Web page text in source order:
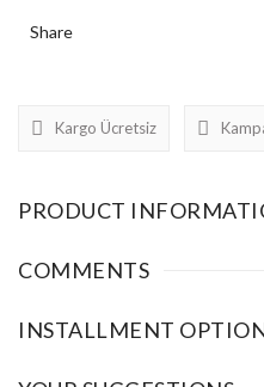
Share
Kargo Ücretsiz
PRODUCT
COMMENTS
INSTALLMENT